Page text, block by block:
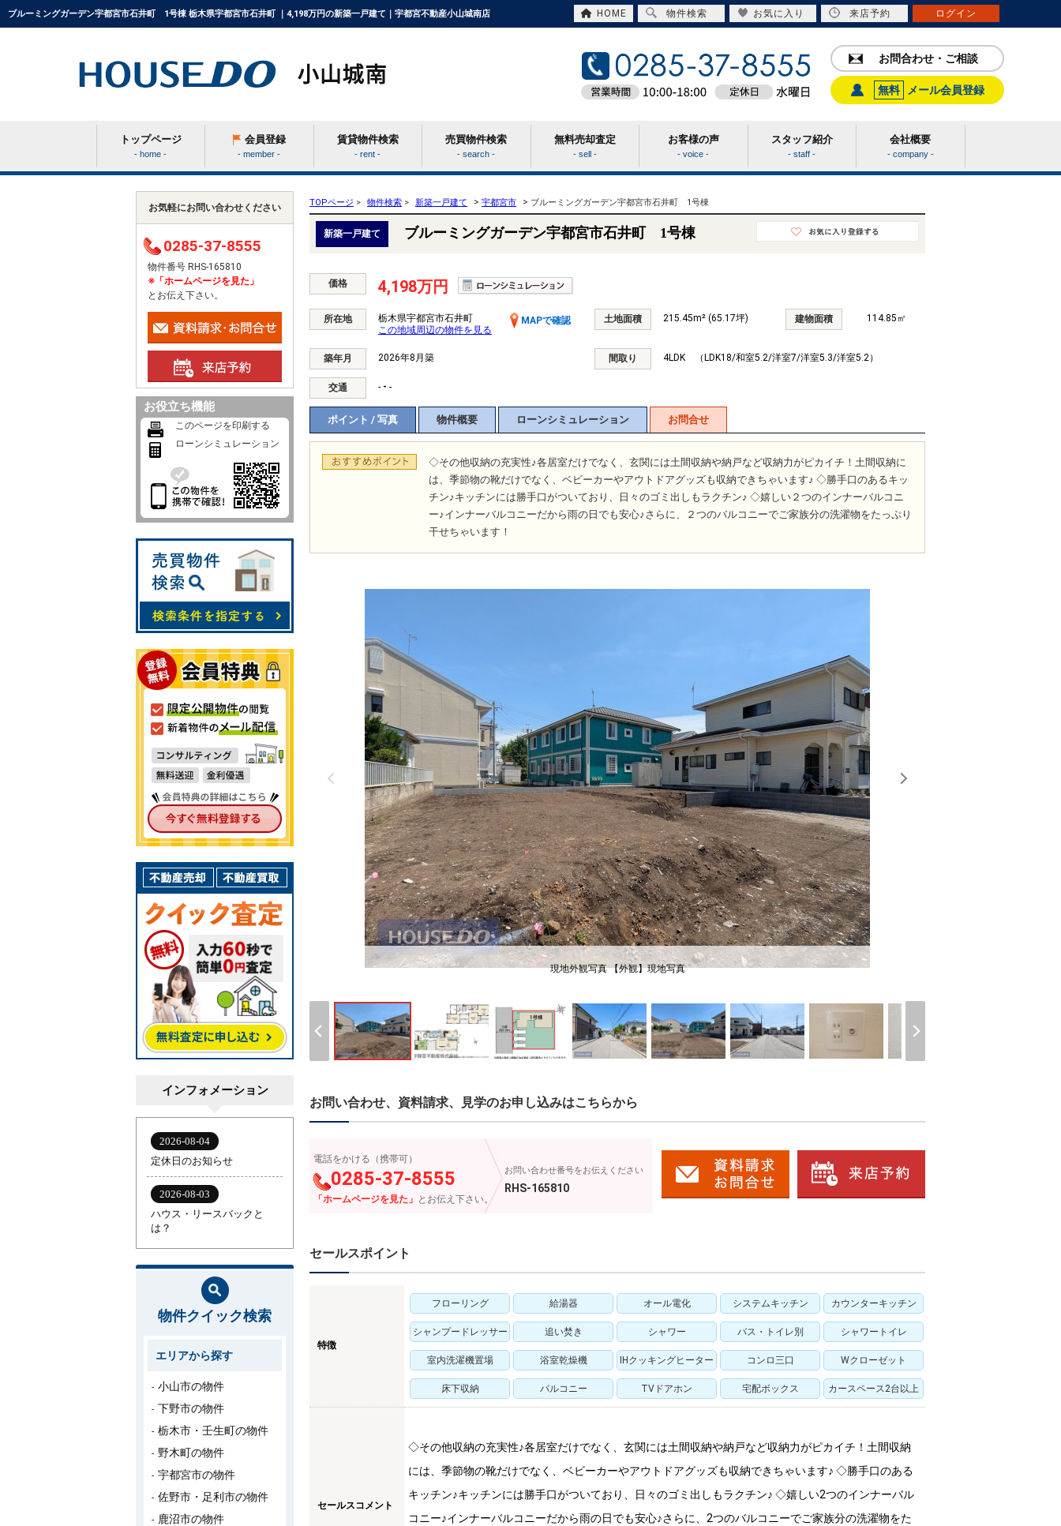
ブルーミングガーデン宇都宮市石井町 1号棟 栃木県宇都宮市石井町 ｜4,198万円の新築一戸建て｜宇都宮不動産小山城南店 HOME 物件検索 お気に入り 来店予約 ログイン
お問合わせ・ご相談
無料 メール会員登録
トップページ
- home -
会員登録
- member -
賃貸物件検索
- rent -
売買物件検索
- search -
条件から探す
町名から探す
無料売却査定
- sell -
お客様の声
- voice -
スタッフ紹介
- staff -
会社概要
- company -
TOPページ > 物件検索 > 新築一戸建て > 宇都宮市 > ブルーミングガーデン宇都宮市石井町 1号棟
新築一戸建て ブルーミングガーデン宇都宮市石井町 1号棟
価格 4,198万円
所在地 栃木県宇都宮市石井町
MAPで確認
この地域周辺の物件を見る
土地面積 215.45m² (65.17坪) 建物面積 114.85㎡
築年月 2026年8月築 間取り 4LDK （LDK18/和室5.2/洋室7/洋室5.3/洋室5.2）
交通 - - -
ポイント / 写真 物件概要 ローンシミュレーション お問合せ
◇その他収納の充実性♪各居室だけでなく、玄関には土間収納や納戸など収納力がピカイチ！土間収納に
は、季節物の靴だけでなく、ベビーカーやアウトドアグッズも収納できちゃいます♪ ◇勝手口のあるキッ
チン♪キッチンには勝手口がついており、日々のゴミ出しもラクチン♪ ◇嬉しい２つのインナーバルコニ
ー♪インナーバルコニーだから雨の日でも安心♪さらに、２つのバルコニーでご家族分の洗濯物をたっぷり
干せちゃいます！
現地外観写真 【外観】現地写真
お問い合わせ、資料請求、見学のお申し込みはこちらから
電話をかける（携帯可）
0285-37-8555
「ホームページを見た」 とお伝え下さい。
お問い合わせ番号をお伝えください
RHS-165810
セールスポイント
特徴
フローリング 給湯器 オール電化 システムキッチン カウンターキッチン
シャンプードレッサー 追い焚き シャワー バス・トイレ別 シャワートイレ
室内洗濯機置場 浴室乾燥機 IHクッキングヒーター コンロ三口 Wクローゼット
床下収納 バルコニー TVドアホン 宅配ボックス カースペース2台以上
セールスコメント
◇その他収納の充実性♪各居室だけでなく、玄関には土間収納や納戸など収納力がピカイチ！土間収納
には、季節物の靴だけでなく、ベビーカーやアウトドアグッズも収納できちゃいます♪ ◇勝手口のある
キッチン♪キッチンには勝手口がついており、日々のゴミ出しもラクチン♪ ◇嬉しい2つのインナーバル
コニー♪インナーバルコニーだから雨の日でも安心♪さらに、2つのバルコニーでご家族分の洗濯物をた
お気軽にお問い合わせください
0285-37-8555
物件番号 RHS-165810
※「ホームページを見た」
とお伝え下さい。
お役立ち機能
このページを印刷する
ローンシミュレーション
インフォメーション
物件クイック検索
エリアから探す
小山市の物件
下野市の物件
栃木市・壬生町の物件
野木町の物件
宇都宮市の物件
佐野市・足利市の物件
鹿沼市の物件